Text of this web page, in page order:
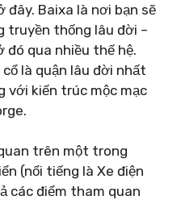
đây. Baixa là nơi bạn sẽ
truyền thống lâu đời –
qua nhiều thế hệ.
là quận lâu đời nhất
với kiến ​​trúc mộc mạc
trên một trong
(nổi tiếng là Xe điện
các điểm tham quan